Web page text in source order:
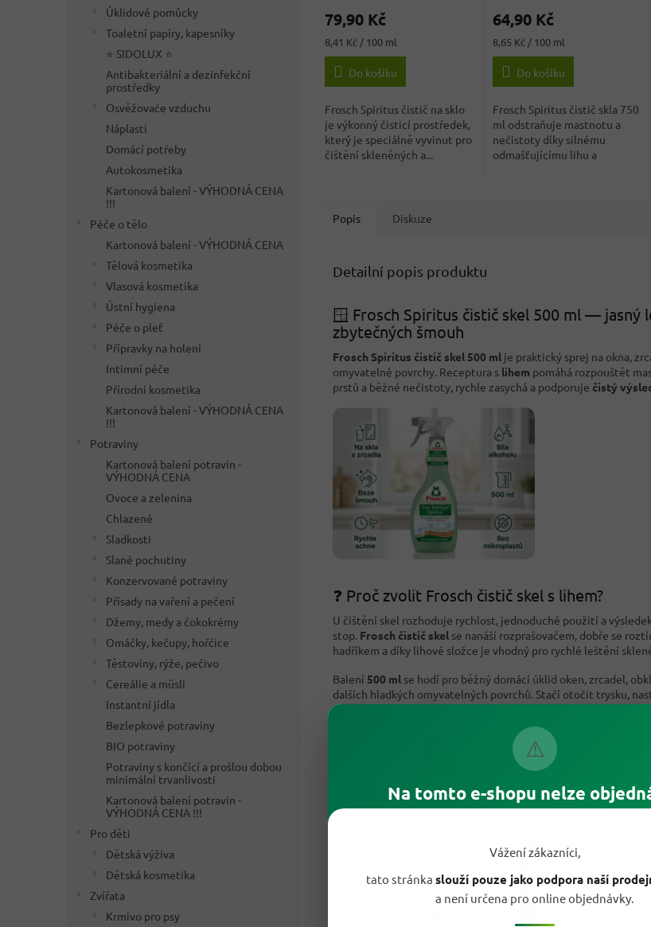
⚠
Na tomto e-shopu nelze
Vážení zákazníci,
tato stránka slouží pouze jako podpora naší
a není určena pro online objednávky.
Úklidové pomůcky
Toaletní papíry, kapesníky
⭐ SIDOLUX ⭐
Antibakteriální a dezinfekční
prostředky
Osvěžovače vzduchu
Náplasti
Domácí potřeby
Autokosmetika
Kartonová balení - VÝHODNÁ CENA
!!!
Péče o tělo
Kartonová balení - VÝHODNÁ CENA
Tělová kosmetika
Vlasová kosmetika
Ústní hygiena
Péče o pleť
Přípravky na holení
Intimní péče
Přírodní kosmetika
Kartonová balení - VÝHODNÁ CENA
!!!
Potraviny
Kartonová balení potravin -
VÝHODNÁ CENA
Ovoce a zelenina
Chlazené
Sladkosti
Slané pochutiny
Konzervované potraviny
Přísady na vaření a pečení
Džemy, medy a čokokrémy
Omáčky, kečupy, hořčice
Těstoviny, rýže, pečivo
Cereálie a müsli
Instantní jídla
Bezlepkové potraviny
BIO potraviny
Potraviny s končící a prošlou dobou
minimální trvanlivosti
Kartonová balení potravin -
VÝHODNÁ CENA !!!
Pro děti
Dětská výživa
Dětská kosmetika
Zvířata
Krmivo pro psy
produktu
2,6
79,90 Kč
Měrná
cena:
8,41 Kč / 100 ml
Do košíku
Frosch Spiritus čistič na sklo
je výkonný čisticí prostředek,
který je speciálně vyvinut pro
čištění skleněných a...
produktu
3,0
64,90 Kč
Měrná
cena:
8,65 Kč / 100 ml
Do košíku
Frosch Spiritus čistič skla 750
ml odstraňuje mastnotu a
nečistoty díky silnému
odmašťujícímu lihu a
Popis Diskuze
Detailní popis produktu
🪟 Frosch Spiritus čistič skel 500 ml — jasný
zbytečných šmouh
Frosch Spiritus čistič skel 500 ml je praktický sprej na okna,
omyvatelné povrchy. Receptura s lihem pomáhá rozpouštět
prstů a běžné nečistoty, rychle zasychá a podporuje čistý
❓ Proč zvolit Frosch čistič skel s lihem?
U čištění skel rozhoduje rychlost, jednoduché použití a
stop. Frosch čistič skel se nanáší rozprašovačem, dobře se
hadříkem a díky lihové složce je vhodný pro rychlé leštění
Balení 500 ml se hodí pro běžný domácí úklid oken, zrcadel,
dalších hladkých omyvatelných povrchů. Stačí otočit trysku,